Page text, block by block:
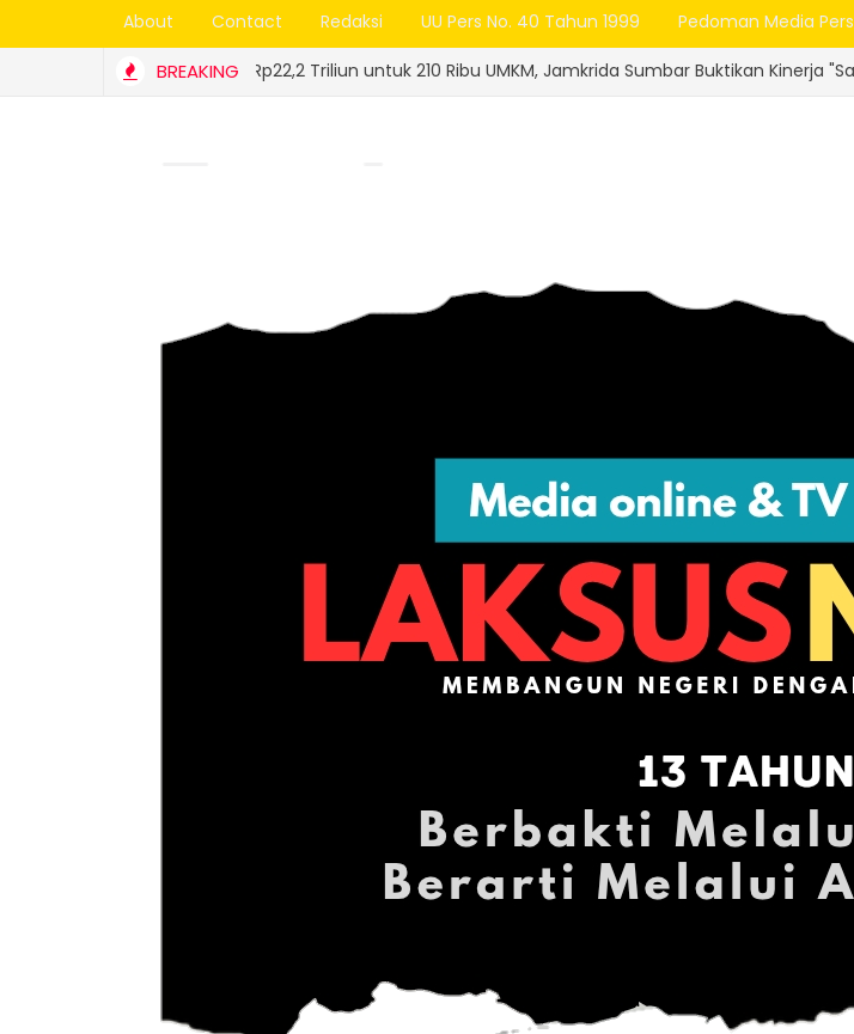
About Contact Redaksi UU Pers No. 40 Tahun 1999 Pedoman Media Pers
BREAKING
Kredit Rp22,2 Triliun untuk 210 Ribu UMKM, Jamkrida Sumbar Buktikan Kinerja "Sangat Sehat"